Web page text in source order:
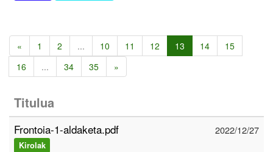
« 1 2 ... 10 11 12 13 14
15
16
... 34 35 »
Titulua
Frontoia-1-aldaketa.pdf
Kirolak
2022/12/27